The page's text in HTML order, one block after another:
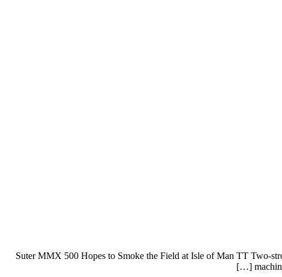
Suter MMX 500 Hopes to Smoke the Field at Isle of Man TT Two-